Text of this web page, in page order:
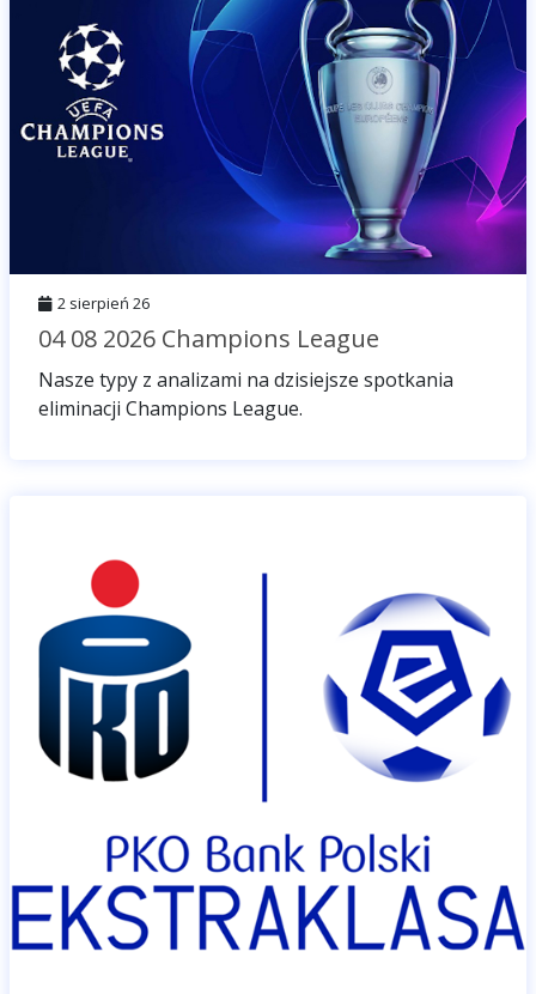
2 sierpień 26
04 08 2026 Champions League
Nasze typy z analizami na dzisiejsze spotkania
eliminacji Champions League.